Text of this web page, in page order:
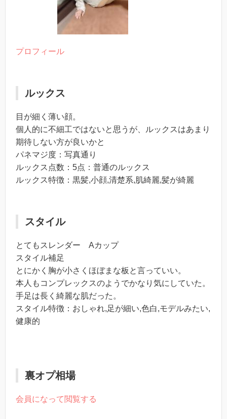
プロフィール
ルックス
目が細く薄い顔。
個人的に不細工ではないと思うが、ルックスはあまり
期待しない方が良いかと
パネマジ度：写真通り
ルックス点数：5点：普通のルックス
ルックス特徴：黒髪,小顔,清楚系,肌綺麗,髪が綺麗
スタイル
とてもスレンダー Aカップ
スタイル補足
とにかく胸が小さくほぼまな板と言っていい。
本人もコンプレックスのようでかなり気にしていた。
手足は長く綺麗な肌だった。
スタイル特徴：おしゃれ,足が細い,色白,モデルみたい,
健康的
裏オプ相場
会員になって閲覧する